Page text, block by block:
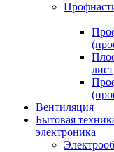
лист
Вентиляция
Бытовая
электроника